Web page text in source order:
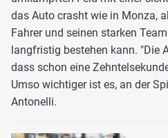
das Auto crasht wie in Monza,
Fahrer und seinen starken
langfristig bestehen kann. "Die
dass schon eine
Umso wichtiger ist es, an der
Antonelli.